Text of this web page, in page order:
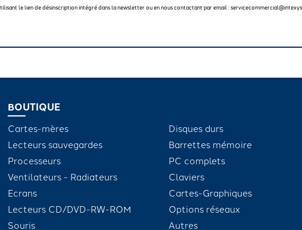
le lien de désinscription intégré dans la newsletter ou en nous contactant par email :
BOUTIQUE
Cartes-mères
Disques durs
Lecteurs sauvegardes
Barrettes mémoire
Processeurs
PC complets
Ventilateurs - Radiateurs
Claviers
Ecrans
Cartes-Graphiques
Lecteurs CD/DVD-RW-ROM
Options réseaux
Souris
Autres